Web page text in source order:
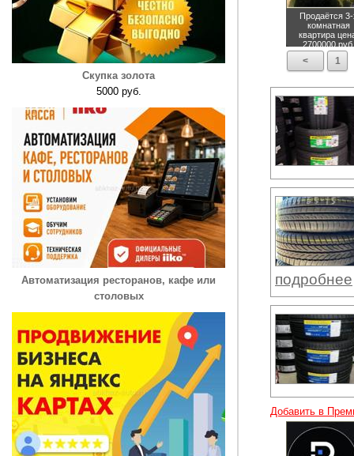
Скупка золота
5000 руб.
Автоматизация ресторанов, кафе или
столовых
Продаётся
комнатная
квартира
2700000 руб.
< 1
подробнее
Добавить в